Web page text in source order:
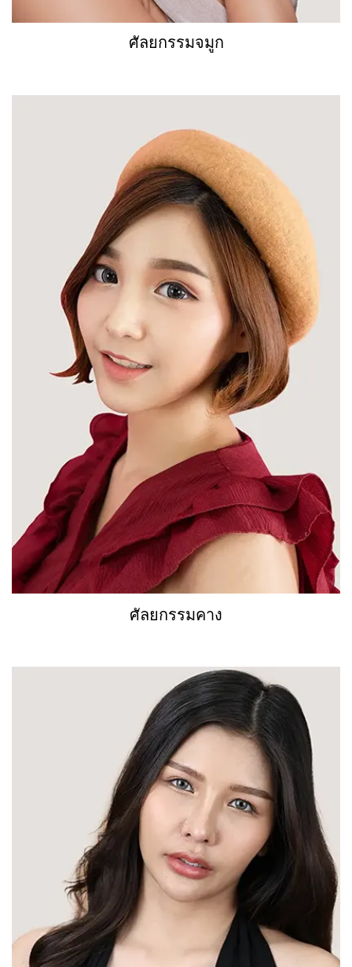
ศัลยกรรมจมูก
ศัลยกรรมคาง